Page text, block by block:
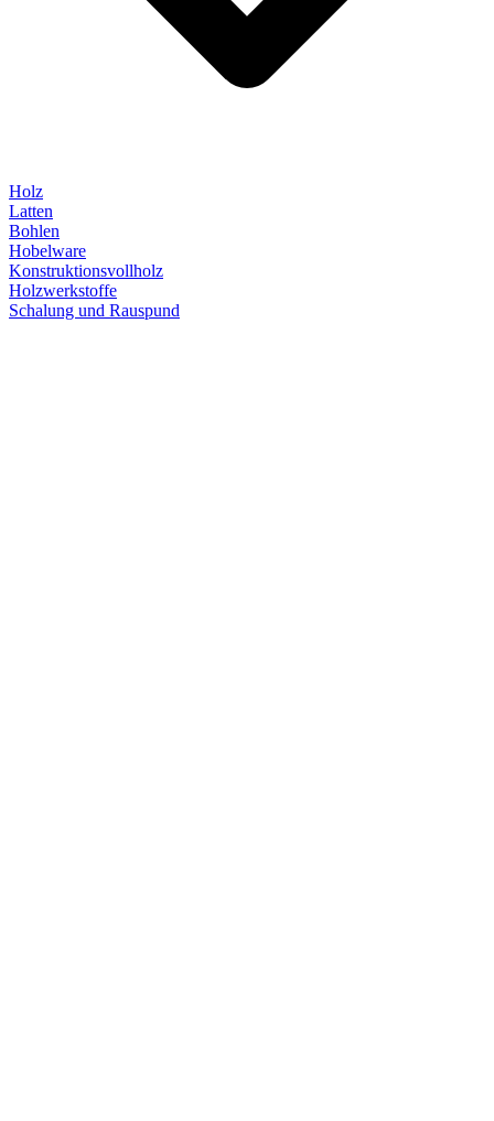
Holz
Latten
Bohlen
Hobelware
Konstruktionsvollholz
Holzwerkstoffe
Schalung und Rauspund